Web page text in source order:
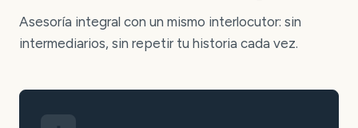
Asesoría integral con un mismo interlocutor: sin
intermediarios, sin repetir tu historia cada vez.